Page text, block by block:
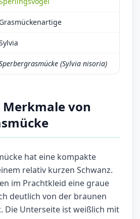
Grasmückenartige
(Sylvia nisoria)
von
hat eine kompakte
relativ kurzen Schwanz.
im Prachtkleid eine graue
deutlich von der braunen
Die Unterseite ist weißlich mit